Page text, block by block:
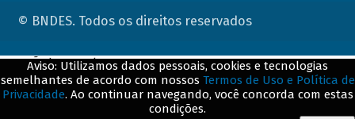
© BNDES. Todos os direitos reservados
Aviso: Utilizamos dados pessoais, cookies e tecnologias
semelhantes de acordo com nossos Termos de Uso e Política de
Privacidade. Ao continuar navegando, você concorda com estas
condições.
ConteÃºdo complementar
${title}${badge}